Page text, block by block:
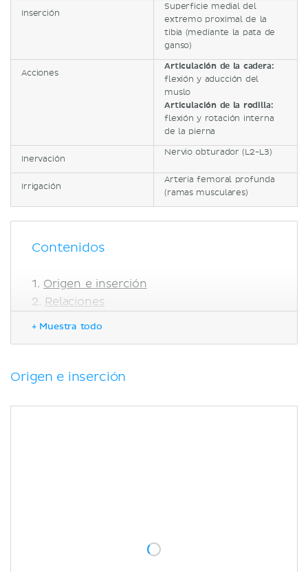
Inserción
Superficie medial del
extremo proximal de la
tibia (mediante la pata de
ganso)
Acciones
Articulación de la cadera:
flexión y aducción del
muslo
Articulación de la rodilla:
flexión y rotación interna
de la pierna
Inervación
Nervio obturador (L2-L3)
Irrigación
Arteria femoral profunda
(ramas musculares)
Contenidos
Origen e inserción
Relaciones
Bibliografía
+ Muestra todo
Origen e inserción